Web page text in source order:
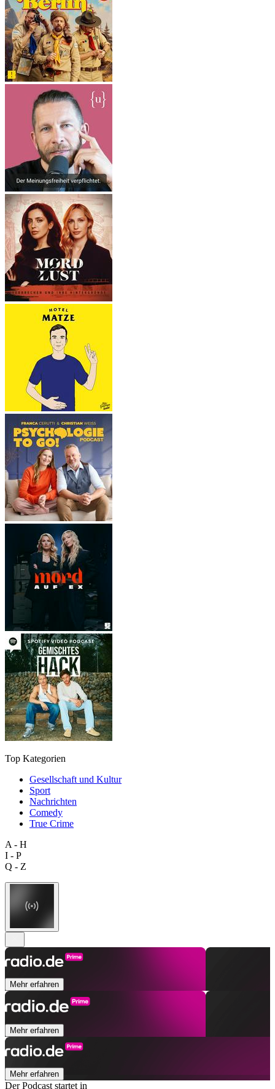
Top Kategorien
Gesellschaft und Kultur
Sport
Nachrichten
Comedy
True Crime
A - H
I - P
Q - Z
Mehr erfahren
Mehr erfahren
Mehr erfahren
Der Podcast startet in